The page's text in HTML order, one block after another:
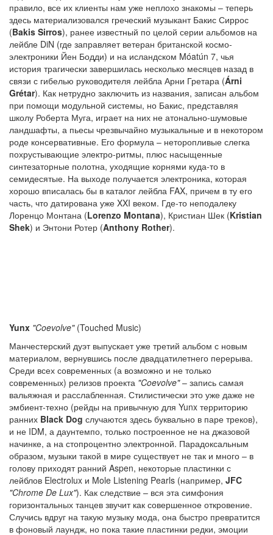
правило, все их клиенты нам уже неплохо знакомы – теперь
здесь материализовался греческий музыкант Бакис Сиррос
(Bakis Sirros), ранее известный по целой серии альбомов на
лейбле DiN (где заправляет ветеран британской космо-
электроники Йен Бодди) и на исландском Móatún 7, чья
история трагически завершилась несколько месяцев назад в
связи с гибелью руководителя лейбла Арни Гретара (Árni
Grétar). Как нетрудно заключить из названия, записан альбом
при помощи модульной системы, но Бакис, представляя
школу Роберта Муга, играет на них не атонально-шумовые
ландшафты, а пьесы чрезвычайно музыкальные и в некотором
роде консервативные. Его формула – неторопливые слегка
похрустывающие электро-ритмы, плюс насыщенные
синтезаторные полотна, уходящие корнями куда-то в
семидесятые. На выходе получается электроника, которая
хорошо вписалась бы в каталог лейбла FAX, причем в ту его
часть, что датирована уже XXI веком. Где-то неподалеку
Лоренцо Монтана (Lorenzo Montana), Кристиан Шек (Kristian
Shek) и Энтони Ротер (Anthony Rother).
Yunx "Coevolve"(Touched Music)
Манчестерский дуэт выпускает уже третий альбом с новым
материалом, вернувшись после двадцатилетнего перерыва.
Среди всех современных (а возможно и не только
современных) релизов проекта "Coevolve"– запись самая
вальяжная и расслабленная. Стилистически это уже даже не
эмбиент-техно (рейды на привычную для Yunx территорию
ранних Black Dog случаются здесь буквально в паре треков),
и не IDM, а даунтемпо, только построенное не на джазовой
начинке, а на стопроцентно электронной. Парадоксальным
образом, музыки такой в мире существует не так и много – в
голову приходят ранний Aspen, некоторые пластинки с
лейблов Electrolux и Mole Listening Pearls (например, JFC
"Chrome De Lux"). Как следствие – вся эта симфония
горизонтальных танцев звучит как совершенное откровение.
Случись вдруг на такую музыку мода, она быстро превратится
в фоновый лаундж, но пока такие пластинки редки, эмоции